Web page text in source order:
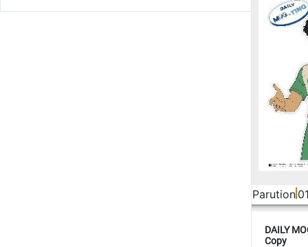
Parution
DAILY
Copy